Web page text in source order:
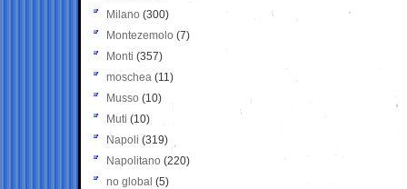
Milano (300)
Montezemolo (7)
Monti (357)
moschea (11)
Musso (10)
Muti (10)
Napoli (319)
Napolitano (220)
no global (5)